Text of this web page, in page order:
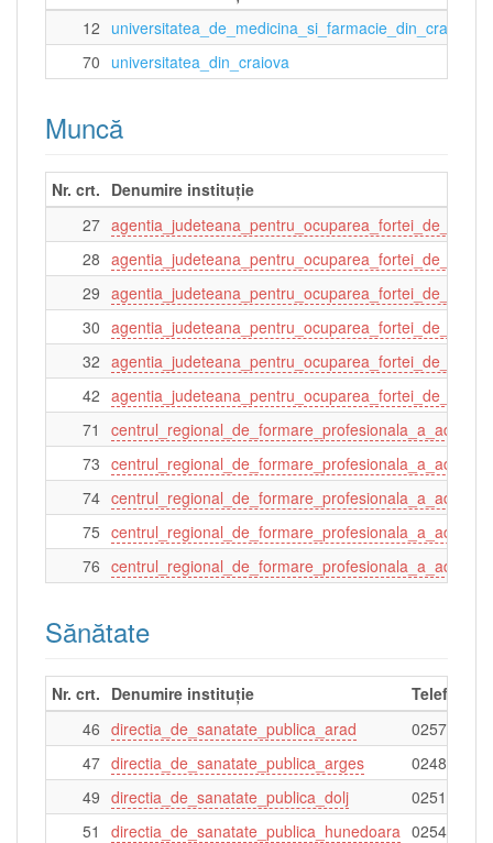
12 universitatea_de_medicina_si_farmacie_din_craiova
70 universitatea_din_craiova
Muncă
Nr. crt. Denumire instituție
27
28
29
30
32
42
71
73
74
75
76
Sănătate
Nr. crt. Denumire instituție
Telefon
46 directia_de_sanatate_publica_arad
47 directia_de_sanatate_publica_arges
49 directia_de_sanatate_publica_dolj
51
directia_de_sanatate_publica_hunedoara